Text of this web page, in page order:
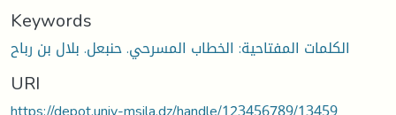
Keywords
الكلمات المفتاحية: الخطاب المسرحي. حنبعل. بلال بن رباح
URI